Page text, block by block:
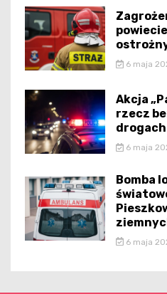
6 maja
Akcja
rzecz
drogach
6 maja
Bomba
6 maja